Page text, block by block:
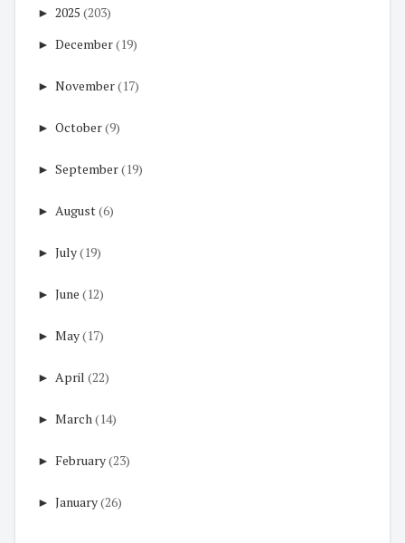
► 2025 (203)
► December(19)
► November(17)
► October(9)
► September(19)
► August(6)
► July(19)
► June (12)
► May(17)
► April (22)
► March(14)
► February(23)
► January(26)